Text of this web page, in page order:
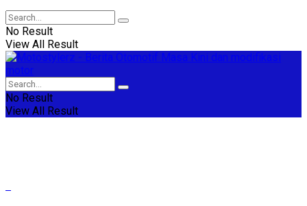
No Result
View All Result
No Result
View All Result